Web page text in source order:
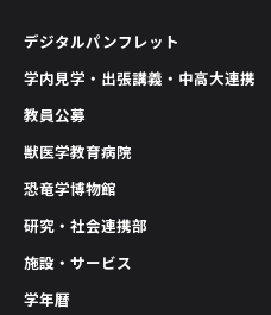
デジタルパンフレット
学内見学・出張講義・中高大連携
教員公募
獣医学教育病院
恐竜学博物館
研究・社会連携部
施設・サービス
学年暦